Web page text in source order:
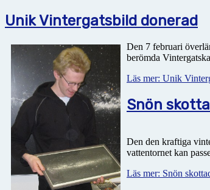
Unik Vintergatsbild donerad
Den 7 februari
berömda
Läs mer: Unik
Snön
Den den kraftiga
vattentornet kan
Läs mer: Snön